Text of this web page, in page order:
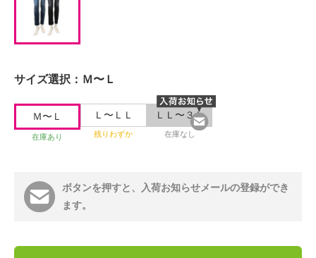
サイズ選択： Ｍ〜Ｌ
Ｍ〜Ｌ
在庫あり
Ｌ〜ＬＬ
残りわずか
ＬＬ〜３Ｌ
在庫なし
ボタンを押すと、入荷お知らせメールの登録ができ
ます。